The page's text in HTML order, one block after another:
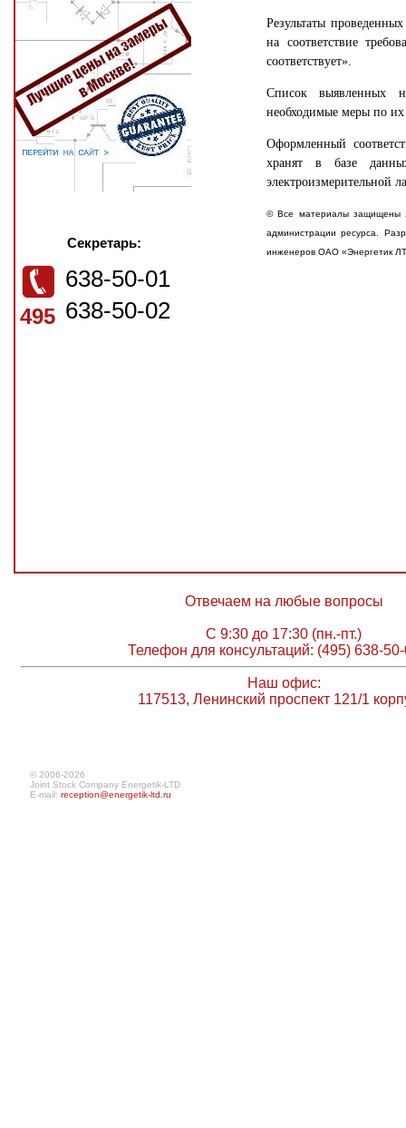
Секретарь:
495
638-50-01
638-50-02
Результаты
на соответствие
соответствует».
Список выявленных
необходимые меры по
Оформленный
хранят в базе
электроизмерительной
© Все материалы защищены
администрации ресурса.
инженеров ОАО «Энергетик
Отвечаем на любые вопросы
С 9:30 до 17:30 (пн.-пт.)
Телефон для консультаций: (495) 638-
Наш офис:
117513, Ленинский проспект 121/1
© 2006-2026
Joint Stock Company Energetik-LTD
E-mail: reception@energetik-ltd.ru